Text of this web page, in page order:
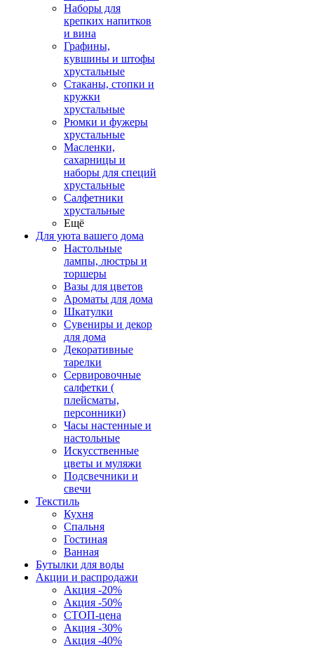
Наборы для
крепких напитков
и вина
Графины,
кувшины и штофы
хрустальные
Стаканы, стопки и
кружки
хрустальные
Рюмки и фужеры
хрустальные
Масленки,
сахарницы и
наборы для специй
хрустальные
Салфетники
хрустальные
Ещё
Для уюта вашего дома
Настольные
лампы, люстры и
торшеры
Вазы для цветов
Ароматы для дома
Шкатулки
Сувениры и декор
для дома
Декоративные
тарелки
Сервировочные
салфетки (
плейсматы,
персонники)
Часы настенные и
настольные
Искусственные
цветы и муляжи
Подсвечники и
свечи
Текстиль
Кухня
Спальня
Гостиная
Ванная
Бутылки для воды
Акции и распродажи
Акция -20%
Акция -50%
СТОП-цена
Акция -30%
Акция -40%